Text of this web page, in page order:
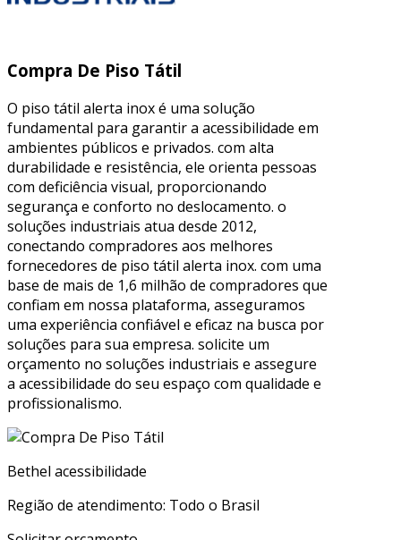
Compra De Piso Tátil
O piso tátil alerta inox é uma solução
fundamental para garantir a acessibilidade em
ambientes públicos e privados. com alta
durabilidade e resistência, ele orienta pessoas
com deficiência visual, proporcionando
segurança e conforto no deslocamento. o
soluções industriais atua desde 2012,
conectando compradores aos melhores
fornecedores de piso tátil alerta inox. com uma
base de mais de 1,6 milhão de compradores que
confiam em nossa plataforma, asseguramos
uma experiência confiável e eficaz na busca por
soluções para sua empresa. solicite um
orçamento no soluções industriais e assegure
a acessibilidade do seu espaço com qualidade e
profissionalismo.
Bethel acessibilidade
Região de atendimento: Todo o Brasil